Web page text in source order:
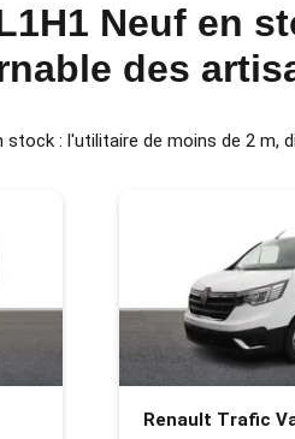
Neuf en
des
: l'utilitaire de moins de 2 m,
Renault Trafic